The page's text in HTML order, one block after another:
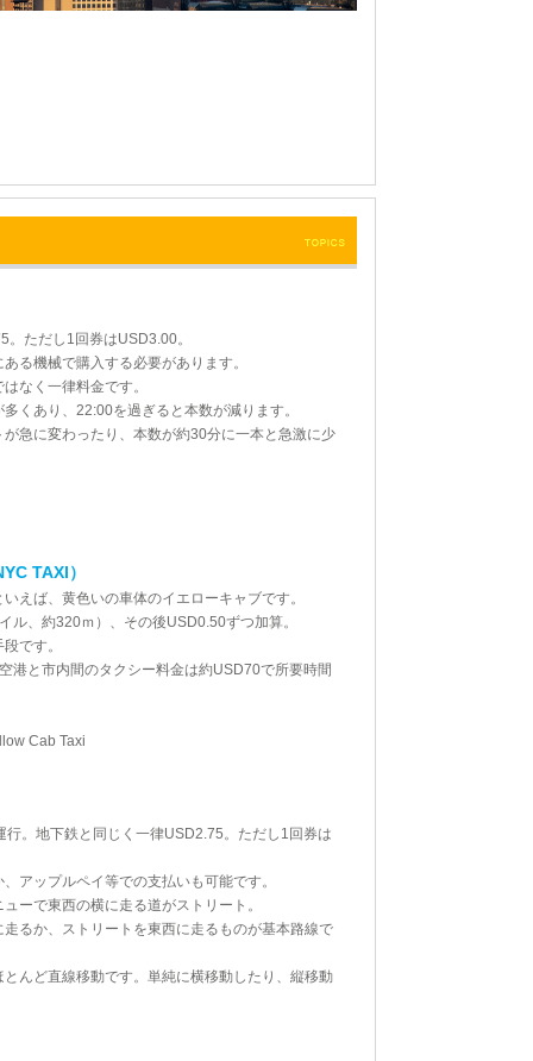
ただし1回券はUSD3.00。
る機械で購入する必要があります。
なく一律料金です。
くあり、22:00を過ぎると本数が減ります。
急に変わったり、本数が約30分に一本と急激に少
TAXI）
えば、黄色いの車体のイエローキャブです。
ル、約320ｍ）、その後USD0.50ずつ加算。
です。
港と市内間のタクシー料金は約USD70で所要時間
Cab Taxi
行。地下鉄と同じく一律USD2.75。ただし1回券は
アップルペイ等での支払いも可能です。
ーで東西の横に走る道がストリート。
るか、ストリートを東西に走るものが基本路線で
んど直線移動です。単純に横移動したり、縦移動